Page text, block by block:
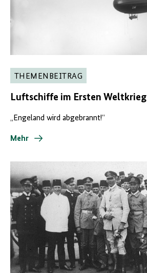
THEMENBEITRAG
Luftschiffe im Ersten Weltkrieg
„Engeland wird abgebrannt!“
Mehr